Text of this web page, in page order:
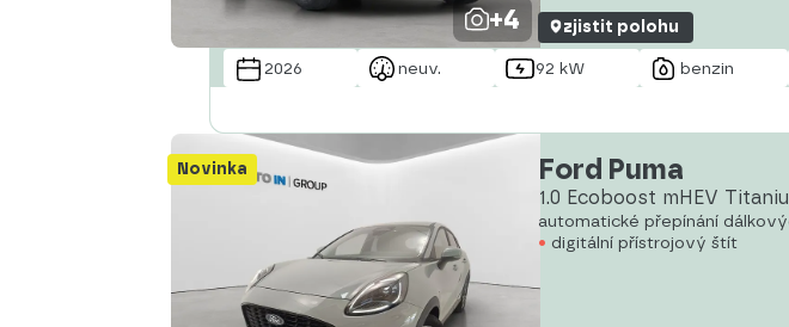
+4 zjistit polohu
2026 neuv. 92 kW benzin
Novinka Ford Puma
1.0 Ecoboost mHEV
automatické přepínání
digitální přístrojový štít